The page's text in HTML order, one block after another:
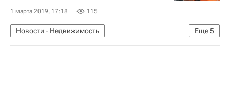
1 марта 2019, 17:18 115
Еще5
Новости - Недвижимость
Взрыв газа в жилом доме в Магнитогорске